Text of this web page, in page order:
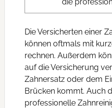
Die Versicherten einer
können oftmals mit
rechnen. Außerdem
auf die Versicherung
Zahnersatz oder dem
Brücken kommt. Auch
professionelle